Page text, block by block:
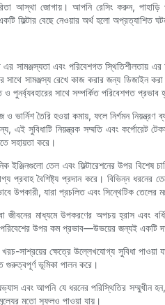
আস্থা জোগায়। আপনি রেসিং করুন,
বেছে নেওয়ার অর্থ হলো অপ্রত্যাশিত
সামঞ্জস্যতা এবং পরিবেশগত স্থিতিশীলতায়
সামঞ্জস্য রেখে কাজ করার জন্য ডিজাইন
পুনর্ব্যবহারের সাথে সম্পর্কিত পরিবেশগত প্রভাব
তৈরি হওয়া কমায়, ফলে নির্গমন
সুবিধাটি নিয়ন্ত্রক সম্মতি এবং কর্পোরেট
সহায়তা করে।
তেল এবং ফিল্টারেশনের উপর বিশেষ
প্রবাহ বৈশিষ্ট্য প্রদান করে। বিভিন্ন ধরনের
উপকারী, যারা প্রচলিত এবং সিন্থেটিক তেলের
জীবনের মাধ্যমে উপকরণের অপচয় হ্রাস
পরিবেশের উপর কম প্রভাব—উভয়ের জন্যই একটি
খরচ-সাশ্রয়ের ক্ষেত্রে উল্লেখযোগ্য সুবিধা
গুরুত্বপূর্ণ ভূমিকা পালন করে।
এবং আপনি যে ধরনের পরিস্থিতির
মূল্যের মতো সুফলও পাওয়া যায়।